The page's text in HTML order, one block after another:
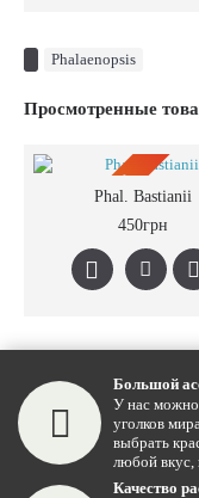
Phalaenopsis
Просмотренные
ПРЕДЗАКАЗ
Phal. Bastianii
450грн
Большой
У нас можно
уголков
выбрать
любой вкус,
Качество